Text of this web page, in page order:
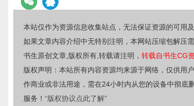
本站仅作为资源信息收集站点，无法保证资源的可用
如果文章内容介绍中无特别注明，本网站压缩包解压
书生原创文章,版权所有,转载请注明， 转载自书生CG
版权声明：本站所有内容资源均来源于网络，仅供用
作商业或非法用途，需在24小时内从您的设备中彻底
服务！ “版权协议点此了解”